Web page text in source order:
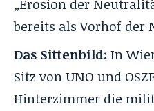
„Erosion der
bereits als Vorhof der
Das Sittenbild: In
Sitz von UNO und
Hinterzimmer die